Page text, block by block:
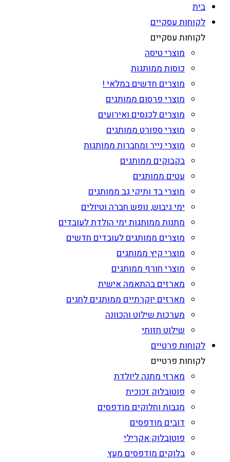
בית
לקוחות עסקיים
לקוחות עסקיים
מוצרי טיסה
כוסות ממותגות
מוצרים חדשים במלאי !
מוצרי פרסום ממותגים
מוצרים לכנסים ואירועים
מוצרי ספורט ממותגים
מוצרי נייר ומחברות ממותגות
בקבוקים ממותגים
עטים ממותגים
מוצרי בד ותיקי גב ממותגים
ימי גיבוש, נופש חברה וטיולים
מתנות ממותגות ימי הולדת לעובדים
מוצרים ממותגים לעובדים חדשים
מוצרי קיץ ממותגים
מוצרי חורף ממותגים
מארזים בהתאמה אישית
מארזים יוקרתיים ממותגים לחגים
מערכות שילוט והכוונה
שילוט חזותי
לקוחות פרטיים
לקוחות פרטיים
מארזי מתנה ליולדת
פוטובלוק זכוכית
מגבות וחלוקים מודפסים
דובים מודפסים
פוטובלוק אקרילי
בלוקים מודפסים מעץ